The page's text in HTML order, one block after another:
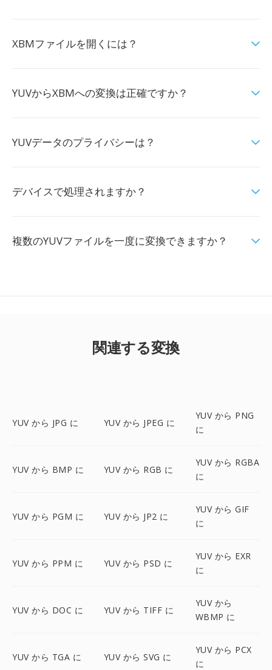
XBMファイルを開くには？
YUVからXBMへの変換は正確ですか？
YUVデータのプライバシーは？
デバイスで処理されますか？
複数のYUVファイルを一度に変換できますか？
関連する変換
YUV から JPG に YUV から JPEG に
YUV から PNG
に
YUV から BMP に YUV から RGB に
YUV から RGBA
に
YUV から PGM に YUV から JP2 に
YUV から GIF
に
YUV から PPM に YUV から PSD に
YUV から EXR
に
YUV から DOC に YUV から TIFF に
YUV から
WBMP に
YUV から TGA に YUV から SVG に
YUV から PCX
に